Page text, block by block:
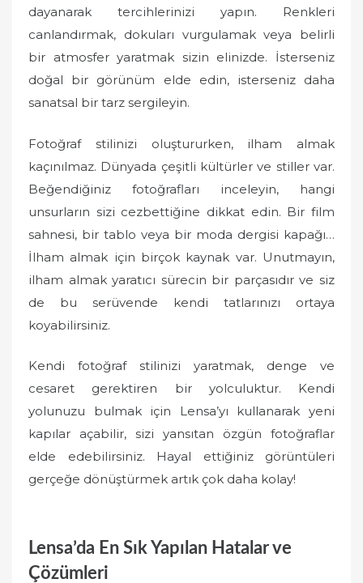
dayanarak tercihlerinizi yapın. Renkleri
canlandırmak, dokuları vurgulamak veya belirli
bir atmosfer yaratmak sizin elinizde. İsterseniz
doğal bir görünüm elde edin, isterseniz daha
sanatsal bir tarz sergileyin.
Fotoğraf stilinizi oluştururken, ilham almak
kaçınılmaz. Dünyada çeşitli kültürler ve stiller var.
Beğendiğiniz fotoğrafları inceleyin, hangi
unsurların sizi cezbettiğine dikkat edin. Bir film
sahnesi, bir tablo veya bir moda dergisi kapağı…
İlham almak için birçok kaynak var. Unutmayın,
ilham almak yaratıcı sürecin bir parçasıdır ve siz
de bu serüvende kendi tatlarınızı ortaya
koyabilirsiniz.
Kendi fotoğraf stilinizi yaratmak, denge ve
cesaret gerektiren bir yolculuktur. Kendi
yolunuzu bulmak için Lensa’yı kullanarak yeni
kapılar açabilir, sizi yansıtan özgün fotoğraflar
elde edebilirsiniz. Hayal ettiğiniz görüntüleri
gerçeğe dönüştürmek artık çok daha kolay!
Lensa’da En Sık Yapılan Hatalar ve
Çözümleri